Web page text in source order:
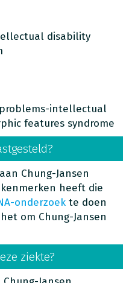
disability
intellectual
features syndrome
Chung-Jansen
heeft die
onderzoek te doen
om Chung-Jansen
ziekte?